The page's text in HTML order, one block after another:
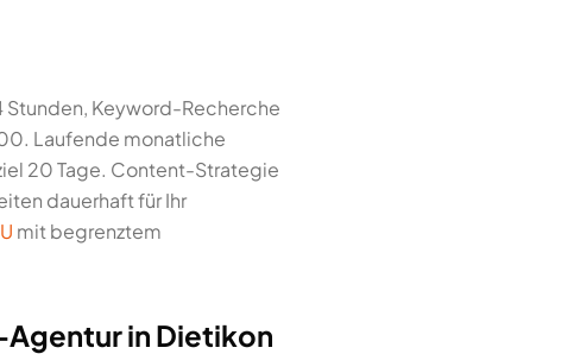
Keyword-Recherche
Laufende monatliche
20 Tage. Content-Strategie
dauerhaft für Ihr
mit begrenztem
in Dietikon